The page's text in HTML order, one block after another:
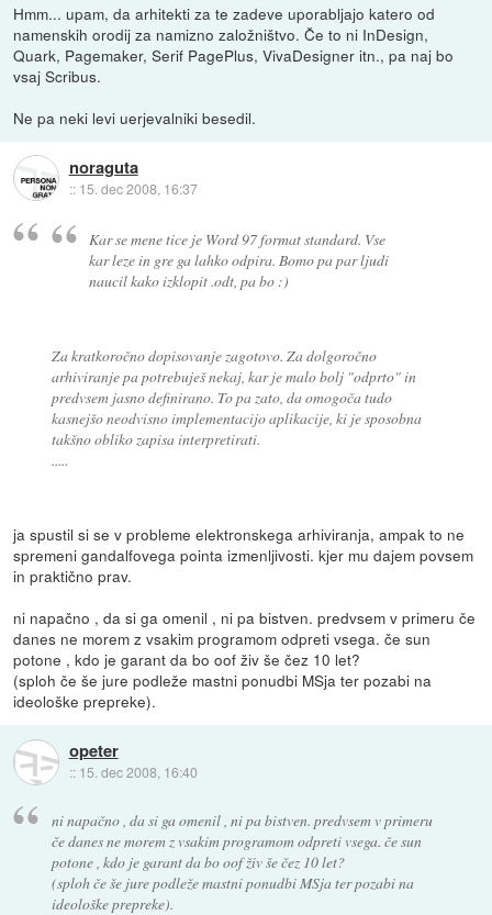
Hmm... upam, da arhitekti za te zadeve uporabljajo katero od
namenskih orodij za namizno založništvo. Če to ni InDesign,
Quark, Pagemaker, Serif PagePlus, VivaDesigner itn., pa naj bo
vsaj Scribus.
Ne pa neki levi uerjevalniki besedil.
noraguta
:: 15. dec 2008, 16:37
Kar se mene tice je Word 97 format standard. Vse
kar leze in gre ga lahko odpira. Bomo pa par ljudi
naucil kako izklopit .odt, pa bo :)
Za kratkoročno dopisovanje zagotovo. Za dolgoročno
arhiviranje pa potrebuješ nekaj, kar je malo bolj "odprto" in
predvsem jasno definirano. To pa zato, da omogoča tudo
kasnejšo neodvisno implementacijo aplikacije, ki je sposobna
takšno obliko zapisa interpretirati.
.....
ja spustil si se v probleme elektronskega arhiviranja, ampak to ne
spremeni gandalfovega pointa izmenljivosti. kjer mu dajem povsem
in praktično prav.
ni napačno , da si ga omenil , ni pa bistven. predvsem v primeru če
danes ne morem z vsakim programom odpreti vsega. če sun
potone , kdo je garant da bo oof živ še čez 10 let?
(sploh če še jure podleže mastni ponudbi MSja ter pozabi na
ideološke prepreke).
opeter
:: 15. dec 2008, 16:40
ni napačno , da si ga omenil , ni pa bistven. predvsem v primeru
če danes ne morem z vsakim programom odpreti vsega. če sun
potone , kdo je garant da bo oof živ še čez 10 let?
(sploh če še jure podleže mastni ponudbi MSja ter pozabi na
ideološke prepreke).